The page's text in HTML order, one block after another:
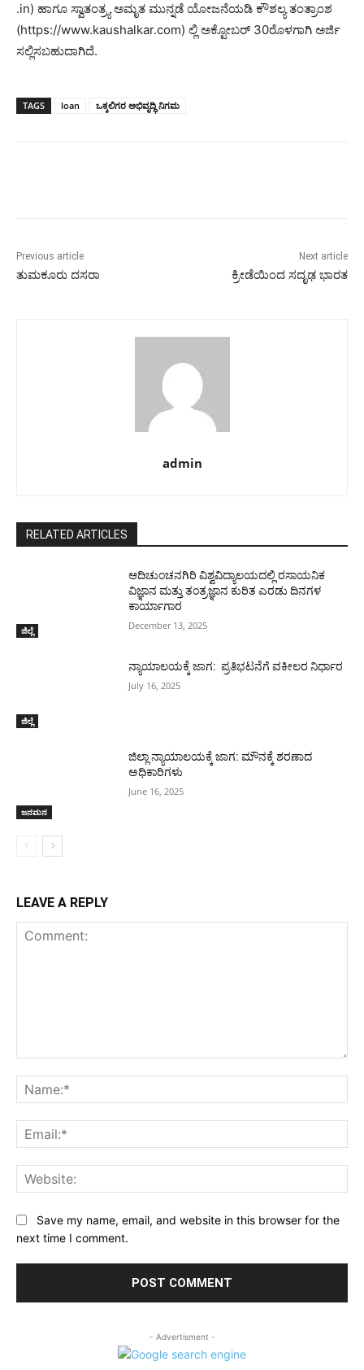
.in) ಹಾಗೂ ಸ್ವಾತಂತ್ರ್ಯ ಅಮೃತ ಮುನ್ನಡೆ ಯೋಜನೆಯಡಿ ಕೌಶಲ್ಯ ತಂತ್ರಾಂಶ
(https://www.kaushalkar.com) ಲ್ಲಿ ಅಕ್ಟೋಬರ್ 30ರೊಳಗಾಗಿ ಅರ್ಜಿ
ಸಲ್ಲಿಸಬಹುದಾಗಿದೆ.
TAGS loan ಒಕ್ಕಲಿಗರ ಅಭಿವೃದ್ಧಿ ನಿಗಮ
Previous article
ತುಮಕೂರು ದಸರಾ
Next article
ಕ್ರೀಡೆಯಿಂದ ಸದೃಢ ಭಾರತ
admin
RELATED ARTICLES
ಜಿಲ್ಲೆ
ಆದಿಚುಂಚನಗಿರಿ ವಿಶ್ವವಿದ್ಯಾಲಯದಲ್ಲಿ ರಸಾಯನಿಕ
ವಿಜ್ಞಾನ ಮತ್ತು ತಂತ್ರಜ್ಞಾನ ಕುರಿತ ಎರಡು ದಿನಗಳ
ಕಾರ್ಯಾಗಾರ
December 13, 2025
ಜಿಲ್ಲೆ
ನ್ಯಾಯಾಲಯಕ್ಕೆ ಜಾಗ: ಪ್ರತಿಭಟನೆಗೆ ವಕೀಲರ ನಿರ್ಧಾರ
July 16, 2025
ಜನಮನ
ಜಿಲ್ಲಾ ನ್ಯಾಯಾಲಯಕ್ಕೆ ಜಾಗ: ಮೌನಕ್ಕೆ ಶರಣಾದ
ಅಧಿಕಾರಿಗಳು
June 16, 2025
LEAVE A REPLY
Save my name, email, and website in this browser for the
next time I comment.
- Advertisment -